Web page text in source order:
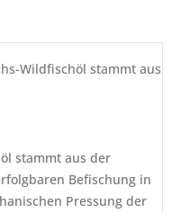
Wildfischöl stammt aus
stammt aus der
Befischung in
Pressung der